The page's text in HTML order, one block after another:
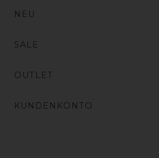
NEU
SALE
OUTLET
KUNDENKONTO